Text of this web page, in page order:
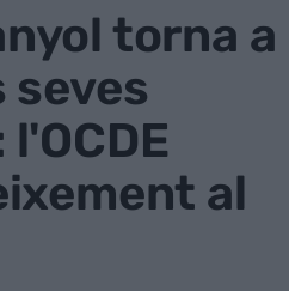
torna a
seves
al